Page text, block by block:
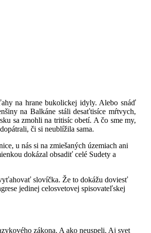
na hrane bukolickej idyly. Alebo snáď
na Balkáne stáli desaťtisíce mŕtvych,
sa zmohli na tritisíc obetí. A čo sme my,
či si neublížila sama.
u nás si na zmiešaných územiach ani
dokázal obsadiť celé Sudety a
slovíčka. Že to dokážu doviesť
jedinej celosvetovej spisovateľskej
zákona. A ako neuspeli. Aj svet